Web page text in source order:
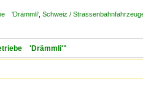
'Drämmli' Schweiz /
'Drämmli'"